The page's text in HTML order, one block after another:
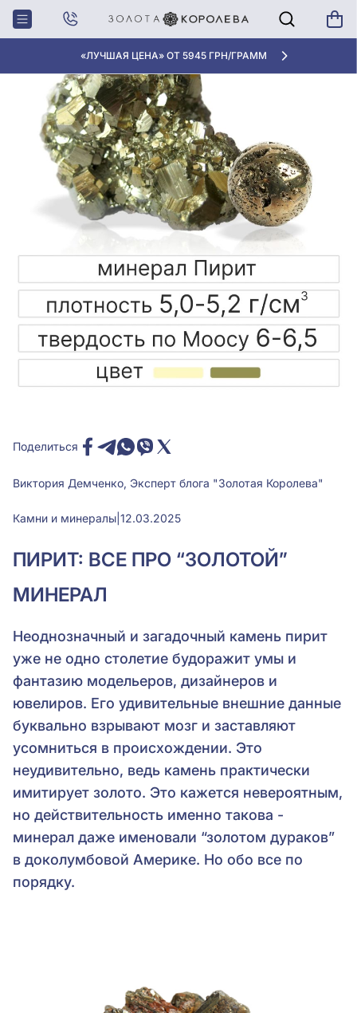
«ЛУЧШАЯ ЦЕНА» ОТ 5945 ГРН/ГРАММ
Главная Блог Камни и минералы Пирит: “золотой” минерал
Поделиться
Виктория Демченко, Эксперт блога "Золотая Королева"
Камни и минералы 12.03.2025
ПИРИТ: ВСЕ ПРО “ЗОЛОТОЙ”
МИНЕРАЛ
Неоднозначный и загадочный камень пирит
уже не одно столетие будоражит умы и
фантазию модельеров, дизайнеров и
ювелиров. Его удивительные внешние данные
буквально взрывают мозг и заставляют
усомниться в происхождении. Это
неудивительно, ведь камень практически
имитирует золото. Это кажется невероятным,
но действительность именно такова -
минерал даже именовали “золотом дураков”
в доколумбовой Америке. Но обо все по
порядку.